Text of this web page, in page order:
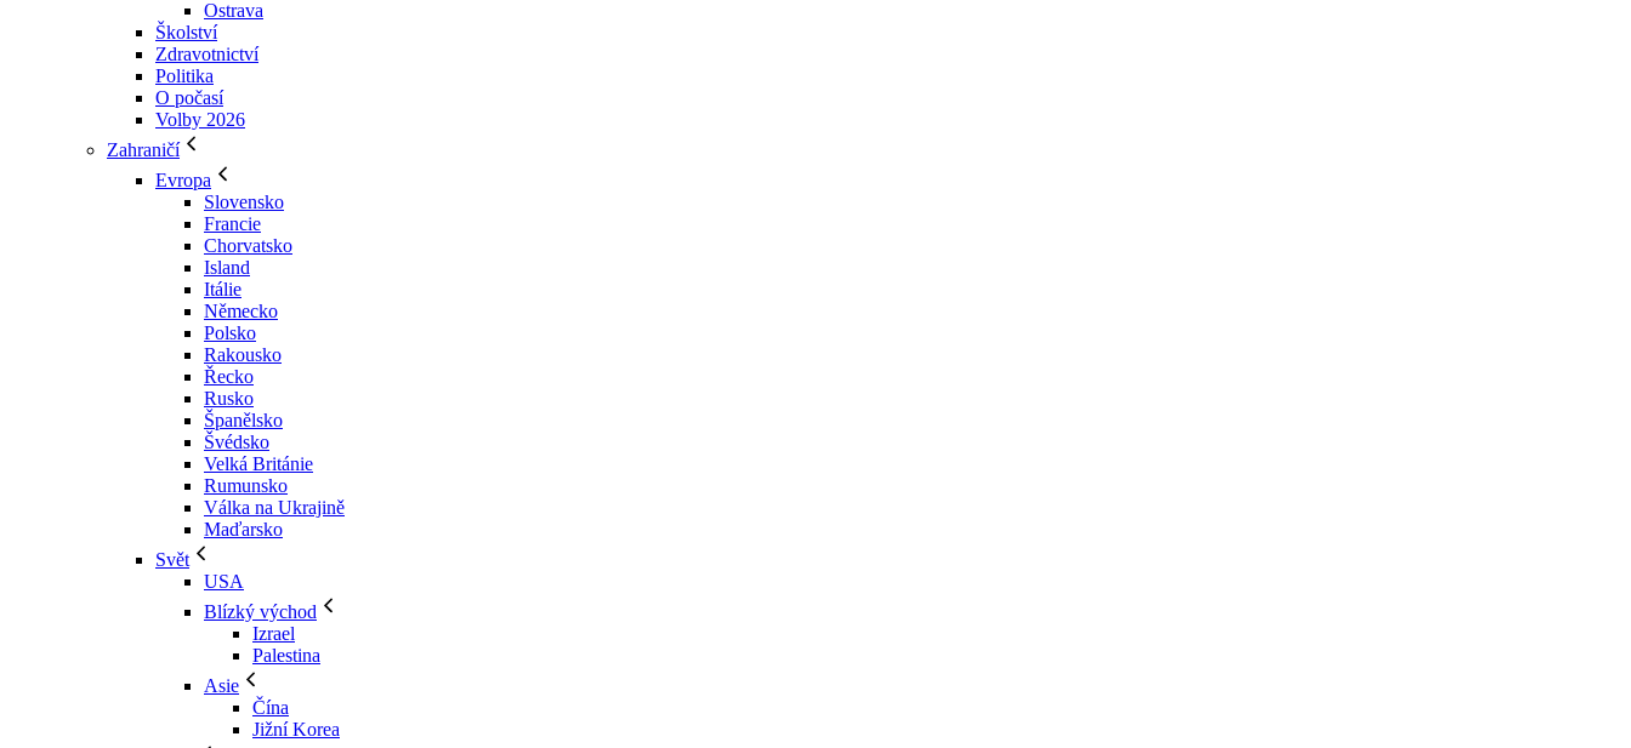
Ostrava
Školství
Zdravotnictví
Politika
O počasí
Volby 2026
Zahraničí
Evropa
Slovensko
Francie
Chorvatsko
Island
Itálie
Německo
Polsko
Rakousko
Řecko
Rusko
Španělsko
Švédsko
Velká Británie
Rumunsko
Válka na Ukrajině
Maďarsko
Svět
USA
Blízký východ
Izrael
Palestina
Asie
Čína
Jižní Korea